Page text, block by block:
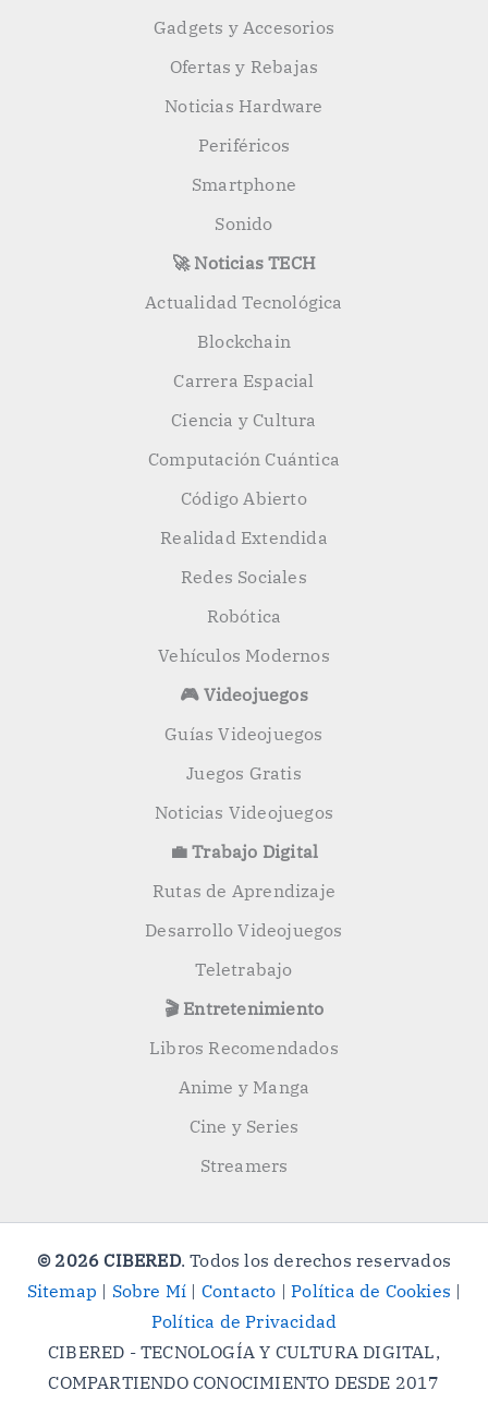
Gadgets y Accesorios
Ofertas y Rebajas
Noticias Hardware
Periféricos
Smartphone
Sonido
🚀 Noticias TECH
Actualidad Tecnológica
Blockchain
Carrera Espacial
Ciencia y Cultura
Computación Cuántica
Código Abierto
Realidad Extendida
Redes Sociales
Robótica
Vehículos Modernos
🎮 Videojuegos
Guías Videojuegos
Juegos Gratis
Noticias Videojuegos
💼 Trabajo Digital
Rutas de Aprendizaje
Desarrollo Videojuegos
Teletrabajo
🎬 Entretenimiento
Libros Recomendados
Anime y Manga
Cine y Series
Streamers
© 2026 CIBERED. Todos los derechos reservados
Sitemap | Sobre Mí | Contacto |Política de Cookies |
Política de Privacidad
CIBERED - TECNOLOGÍA Y CULTURA DIGITAL,
COMPARTIENDO CONOCIMIENTO DESDE 2017